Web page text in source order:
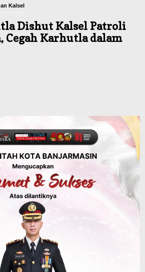
Kalsel
Dishut Kalsel Patroli
Cegah Karhutla dalam
Total Hadiah
Balangan Capai
APBD 2026
ke Gubernur Kalsel